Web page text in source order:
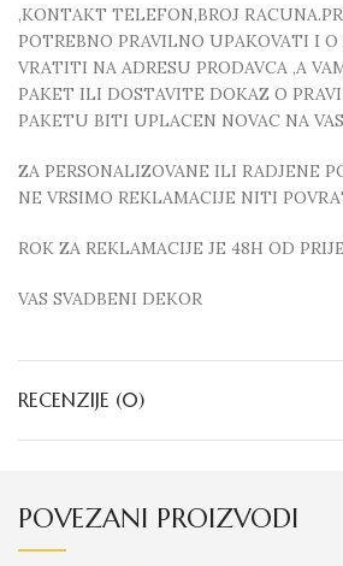
,KONTAKT TELEFON,BROJ
POTREBNO PRAVILNO UPAKOVATI I
VRATITI NA ADRESU PRODAVCA ,A
PAKET ILI DOSTAVITE DOKAZ O
PAKETU BITI UPLACEN NOVAC NA
ZA PERSONALIZOVANE ILI RADJENE
NE VRSIMO REKLAMACIJE NITI
ROK ZA REKLAMACIJE JE 48H OD
VAS SVADBENI DEKOR
RECENZIJE (0)
POVEZANI PROIZVODI